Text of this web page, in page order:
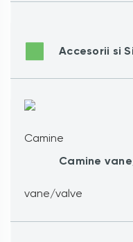
Accesorii si
Camine